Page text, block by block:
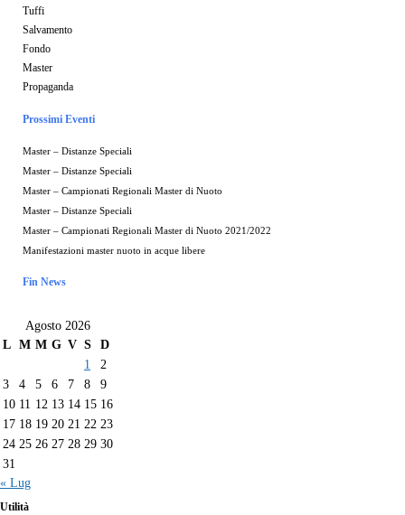
Tuffi
Salvamento
Fondo
Master
Propaganda
Prossimi Eventi
Master – Distanze Speciali
Master – Distanze Speciali
Master – Campionati Regionali Master di Nuoto
Master – Distanze Speciali
Master – Campionati Regionali Master di Nuoto 2021/2022
Manifestazioni master nuoto in acque libere
Fin News
Agosto 2026
L M M G V S
D
1
2
3
4 5 6 7 8
9
10 11 12 13 14 15 16
17 18 19 20 21 22 23
24 25 26 27 28 29 30
31
« Lug
Utilità